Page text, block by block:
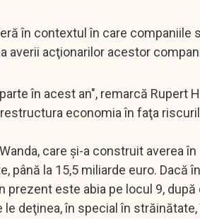
în contextul în care companiile
averii acţionarilor acestor
în acest an", remarcă Rupert
economia în faţa
care şi-a construit averea în
la 15,5 miliarde euro. Dacă
prezent este abia pe locul 9,
deţinea, în special în